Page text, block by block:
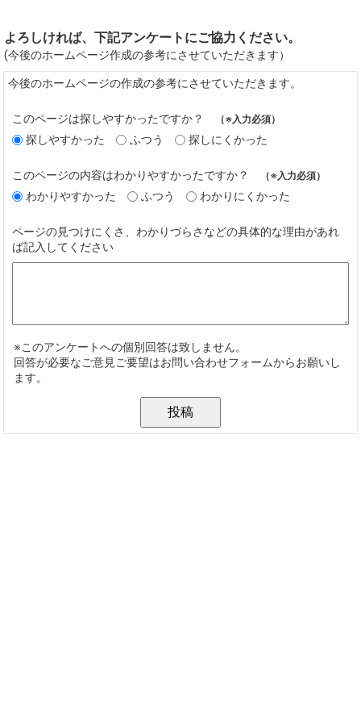
よろしければ、下記アンケートにご協力ください。
(今後のホームページ作成の参考にさせていただきます）
今後のホームページの作成の参考にさせていただきます。
このページは探しやすかったですか？ （※入力必須）
探しやすかった ふつう 探しにくかった
このページの内容はわかりやすかったですか？ （※入力必須）
わかりやすかった ふつう わかりにくかった
ページの見つけにくさ、わかりづらさなどの具体的な理由があれ
ば記入してください
※このアンケートへの個別回答は致しません。
回答が必要なご意見ご要望はお問い合わせフォームからお願いし
ます。